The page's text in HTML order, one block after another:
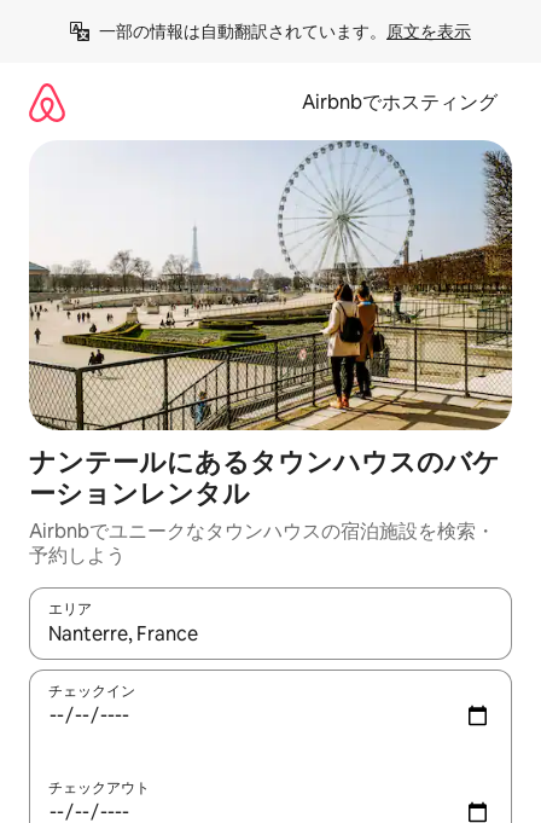
一部の情報は自動翻訳されています。 原文を表示
Airbnbでホスティング
ナンテールにあるタウンハウスのバケ
ーションレンタル
Airbnbでユニークなタウンハウスの宿泊施設を検索・
予約しよう
エリア
検索結果が表示されたら、上下の矢印キーを使って移動するか
チェックイン
チェックアウト